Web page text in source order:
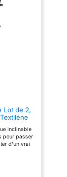
au manuel
la chaise longue
Rangement
un design pliable
DU COLIS】
de la
: 2 chaise
Lot de 2,
Balcon
inclinable
pour passer
d’un vrai
le repose-